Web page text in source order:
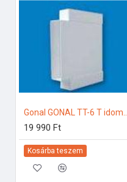
19 990 Ft
Kosárba teszem